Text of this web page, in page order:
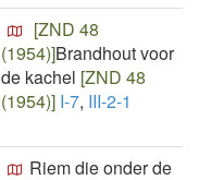
[ZND 48
(1954)]Brandhout voor
de kachel [ZND 48
(1954)] I-7, III-2-1
Riem die onder de